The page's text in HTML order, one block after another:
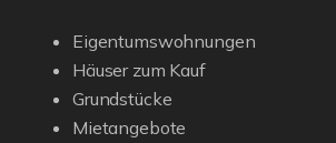
Eigentumswohnungen
Häuser zum Kauf
Grundstücke
Mietangebote